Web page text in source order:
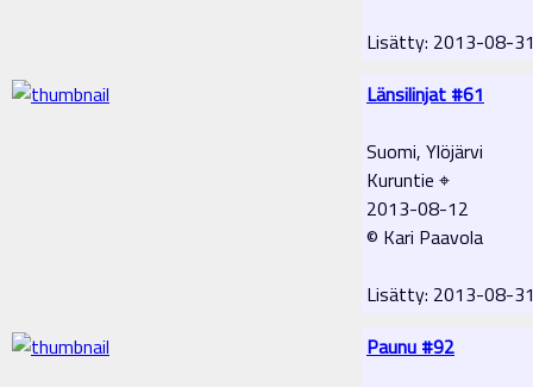
Lisätty: 2013-08-
Länsilinjat #61
Suomi, Ylöjärvi
Kuruntie ⌖
2013-08-12
© Kari Paavola
Lisätty: 2013-08-
Paunu #92